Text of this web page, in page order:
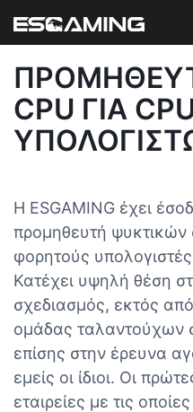
CPU ΓΙΑ
Η ESGAMING έχει
προμηθευτή ψυκτικών
φορητούς
Κατέχει υψηλή θέση
σχεδιασμός, εκτός
ομάδας ταλαντούχων
επίσης στην έρευνα
εμείς οι ίδιοι. Οι
εταιρείες με τις